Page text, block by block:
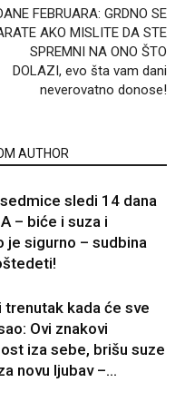
FEBRUARA: GRDNO SE
AKO MISLITE DA STE
SPREMNI NA ONO ŠTO
DOLAZI, evo šta vam dani
neverovatno donose!
AUTHOR
sledi 14 dana
– biće i suza i
je sigurno – sudbina
trenutak kada će sve
Ovi znakovi
iza sebe, brišu suze
novu ljubav –...